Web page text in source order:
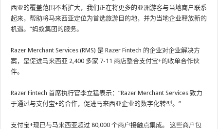
西亚的覆盖范围不断扩大，我们正在将更多的亚洲游客与当地商户联系
起来，帮助将马来西亚定位为首选旅游目的地，并为当地企业释放新的
机遇。”蚂蚁集团的服务。
Razer Merchant Services (RMS) 是 Razer Fintech 的企业对企业解决方
案，是促进马来西亚 2,400 多家 7-11 商店整合支付宝+的收单合作伙
伴。
Razer Fintech 首席执行官李立猛表示：“Razer Merchant Services 致力
于通过与支付宝+的合作，促进马来西亚企业的数字化转型。”
支付宝+现已与马来西亚超过 80,000 个商户接触点集成。 这些商户包